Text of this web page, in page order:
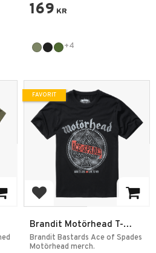
169 KR
+4
Lägg till i favoriter
Brandit Motörhead T-
Shirt Ace of Spades
Brandit Bastards Ace of Spades
Motörhead merch.
FAVORIT